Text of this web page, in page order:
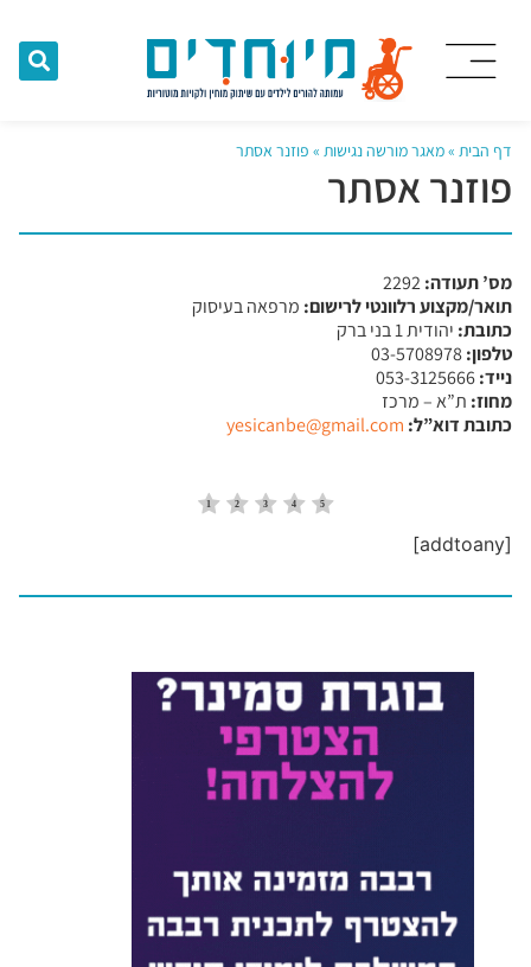
דף הבית »מאגר מורשה נגישות » פוזנר אסתר
פוזנר אסתר
מס’ תעודה:
תואר/מקצוע רלוונטי לרישום: מרפאה בעיסוק
כתובת: יהודית 1 בני ברק
טלפון:
נייד:
מחוז: ת”א – מרכז
כתובת דוא”ל: yesicanbe@gmail.com
[addtoany]